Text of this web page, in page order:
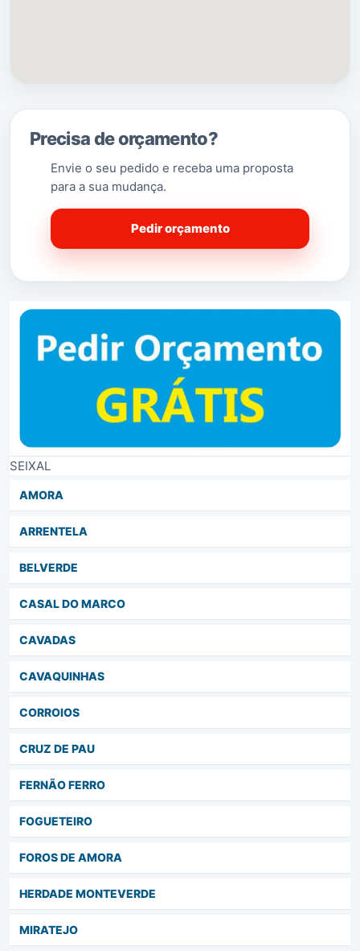
Precisa de orçamento?
Envie o seu pedido e receba uma proposta
para a sua mudança.
Pedir orçamento
SEIXAL
AMORA
ARRENTELA
BELVERDE
CASAL DO MARCO
CAVADAS
CAVAQUINHAS
CORROIOS
CRUZ DE PAU
FERNÃO FERRO
FOGUETEIRO
FOROS DE AMORA
HERDADE MONTEVERDE
MIRATEJO